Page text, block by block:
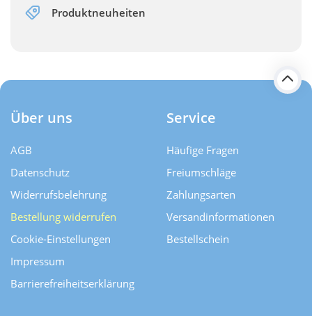
Produktneuheiten
Über uns
AGB
Datenschutz
Widerrufsbelehrung
Bestellung widerrufen
Cookie-Einstellungen
Impressum
Barrierefreiheitserklärung
Service
Häufige Fragen
Freiumschläge
Zahlungsarten
Versand­informationen
Bestellschein